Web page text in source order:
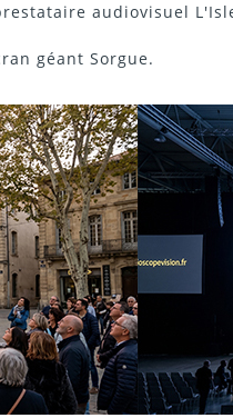
audiovisuel
géant Sorgue.